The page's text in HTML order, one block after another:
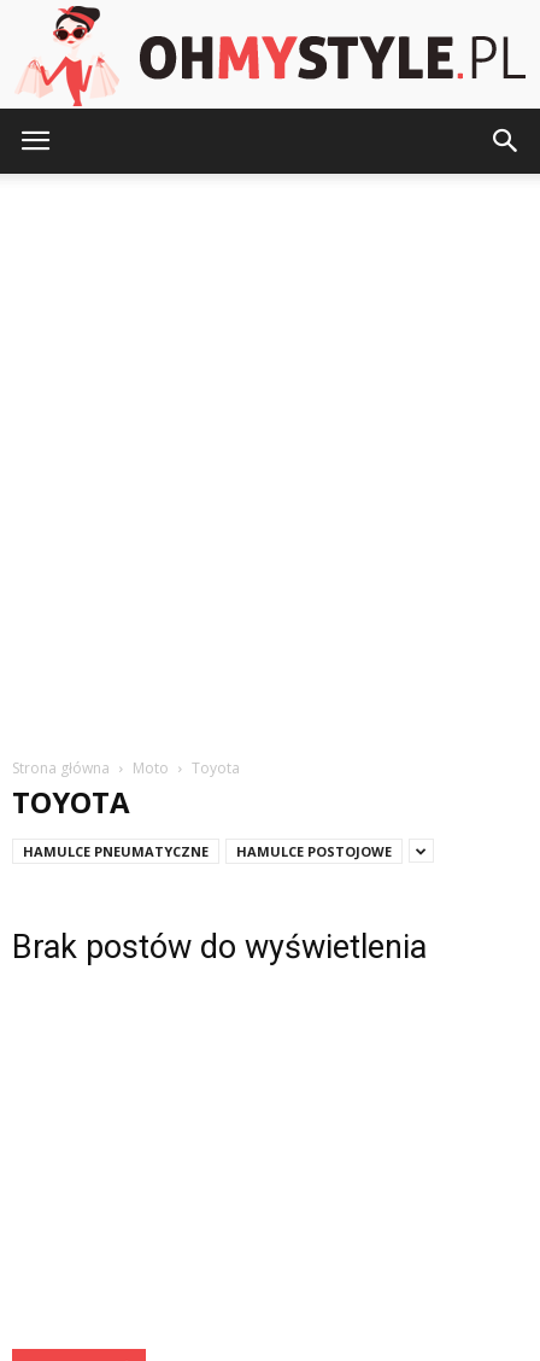
Strona główna Moto Toyota
TOYOTA
HAMULCE PNEUMATYCZNE HAMULCE POSTOJOWE
Brak postów do wyświetlenia